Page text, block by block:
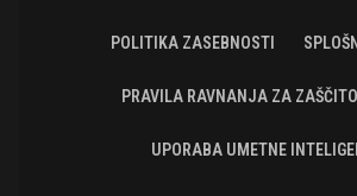
POLITIKA ZASEBNOSTI
PRAVILA RAVNANJA ZA
UPORABA UMETNE